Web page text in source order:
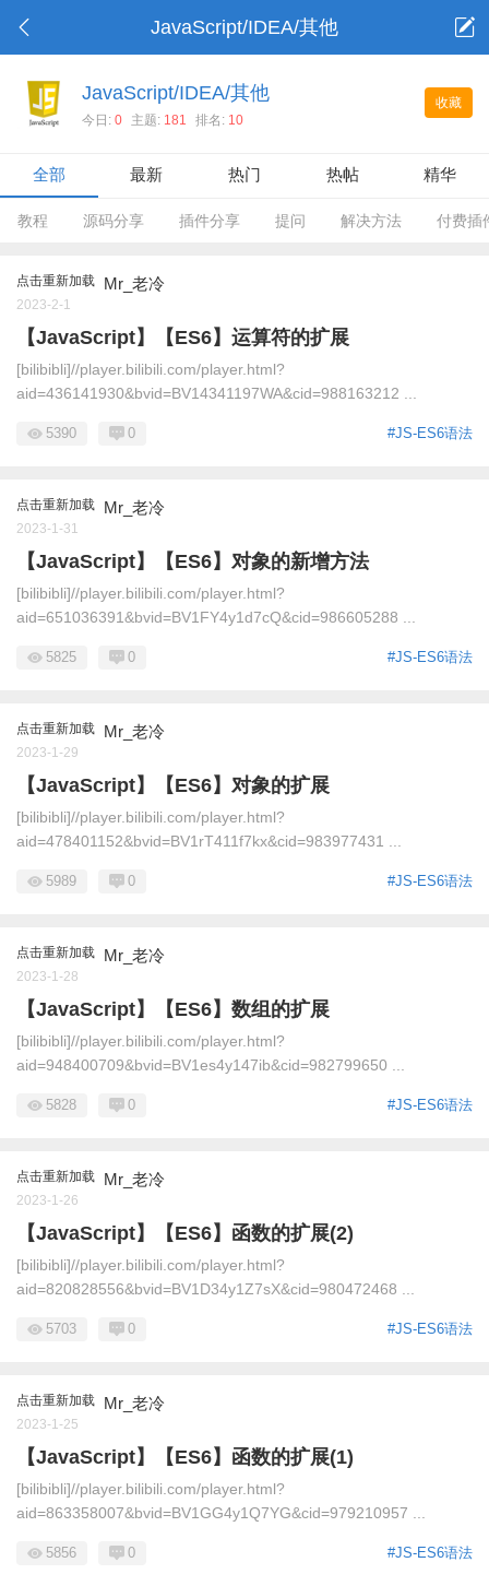
JavaScript/IDEA/其他
收藏
JavaScript/IDEA/其他
今日: 0 主题: 181 排名: 10
全部 最新 热门 热帖 精华
教程 源码分享 插件分享 提问 解决方法 付费插
点击重新加载 Mr_老冷
2023-2-1
【JavaScript】【ES6】运算符的扩展
[bilibibli]//player.bilibili.com/player.html?
aid=436141930&bvid=BV14341197WA&cid=988163212 ...
#JS-ES6语法
5390 0
点击重新加载 Mr_老冷
2023-1-31
【JavaScript】【ES6】对象的新增方法
[bilibibli]//player.bilibili.com/player.html?
aid=651036391&bvid=BV1FY4y1d7cQ&cid=986605288 ...
#JS-ES6语法
5825 0
点击重新加载 Mr_老冷
2023-1-29
【JavaScript】【ES6】对象的扩展
[bilibibli]//player.bilibili.com/player.html?
aid=478401152&bvid=BV1rT411f7kx&cid=983977431 ...
#JS-ES6语法
5989 0
点击重新加载 Mr_老冷
2023-1-28
【JavaScript】【ES6】数组的扩展
[bilibibli]//player.bilibili.com/player.html?
aid=948400709&bvid=BV1es4y147ib&cid=982799650 ...
#JS-ES6语法
5828 0
点击重新加载 Mr_老冷
2023-1-26
【JavaScript】【ES6】函数的扩展(2)
[bilibibli]//player.bilibili.com/player.html?
aid=820828556&bvid=BV1D34y1Z7sX&cid=980472468 ...
#JS-ES6语法
5703 0
点击重新加载 Mr_老冷
2023-1-25
【JavaScript】【ES6】函数的扩展(1)
[bilibibli]//player.bilibili.com/player.html?
aid=863358007&bvid=BV1GG4y1Q7YG&cid=979210957 ...
#JS-ES6语法
5856 0